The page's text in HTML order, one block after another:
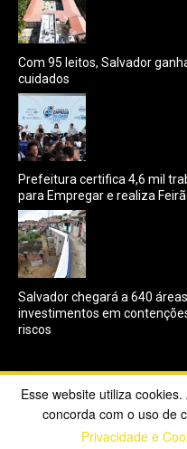
Com 95 leitos, Salvador
cuidados
Prefeitura certifica 4,6 mil
para Empregar e realiza
Salvador chegará a 640
investimentos em
riscos
Copyright ©2023 CBX
Esse website utiliza
concorda com o uso de
Privacidade e